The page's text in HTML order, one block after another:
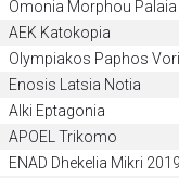
Omonia Morphou Palaia
AEK Katokopia
Olympiakos Paphos
Enosis Latsia Notia
Alki Eptagonia
APOEL Trikomo
ENAD Dhekelia Mikri 2019